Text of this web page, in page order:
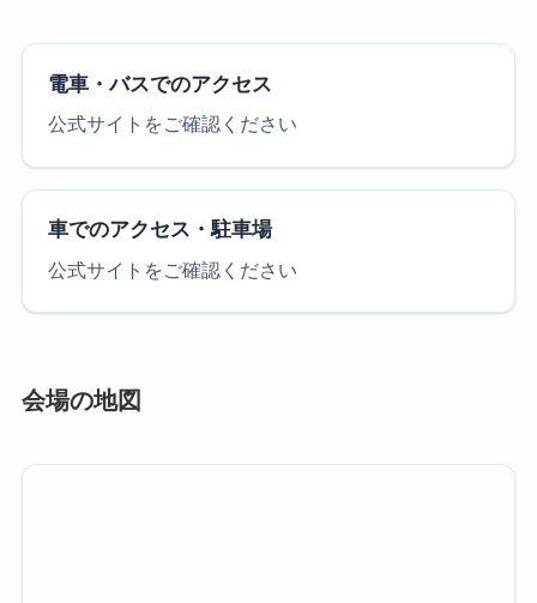
電車・バスでのアクセス
公式サイトをご確認ください
車でのアクセス・駐車場
公式サイトをご確認ください
会場の地図